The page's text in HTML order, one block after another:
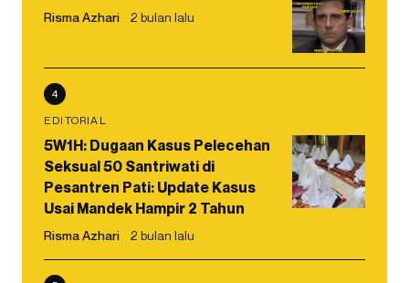
Risma Azhari 2 bulan lalu
4
EDITORIAL
5W1H: Dugaan Kasus Pelecehan
Seksual 50 Santriwati di
Pesantren Pati: Update Kasus
Usai Mandek Hampir 2 Tahun
Risma Azhari 2 bulan lalu